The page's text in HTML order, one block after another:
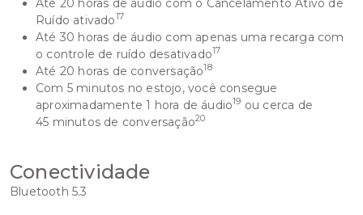
Até 20 horas de áudio com o Cancelamento Ativo de
Ruído ativado17
Até 30 horas de áudio com apenas uma recarga com
o controle de ruído desativado17
Até 20 horas de conversação18
Com 5 minutos no estojo, você consegue
aproximadamente 1 hora de áudio19 ou cerca de
45 minutos de conversação20
Conectividade
Bluetooth 5.3